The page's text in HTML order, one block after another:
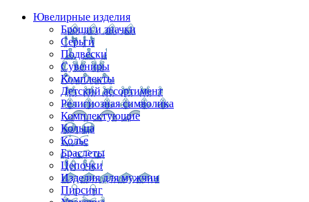
Ювелирные изделия
Броши и значки
Серьги
Подвески
Сувениры
Комплекты
Детский ассортимент
Религиозная символика
Комплектующие
Кольца
Колье
Браслеты
Цепочки
Изделия для мужчин
Пирсинг